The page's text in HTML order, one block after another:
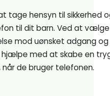
tage hensyn til sikkerhed
til dit barn. Ved at
mod uønsket adgang
hjælpe med at skabe en
de bruger telefonen.